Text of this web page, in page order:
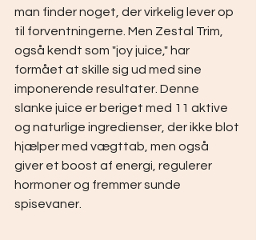
man finder noget, der virkelig lever op
til forventningerne. Men Zestal Trim,
også kendt som "joy juice," har
formået at skille sig ud med sine
imponerende resultater. Denne
slanke juice er beriget med 11 aktive
og naturlige ingredienser, der ikke blot
hjælper med vægttab, men også
giver et boost af energi, regulerer
hormoner og fremmer sunde
spisevaner.